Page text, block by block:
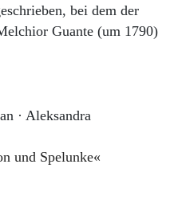
bei dem der
Guante (um 1790)
· Aleksandra
und Spelunke«